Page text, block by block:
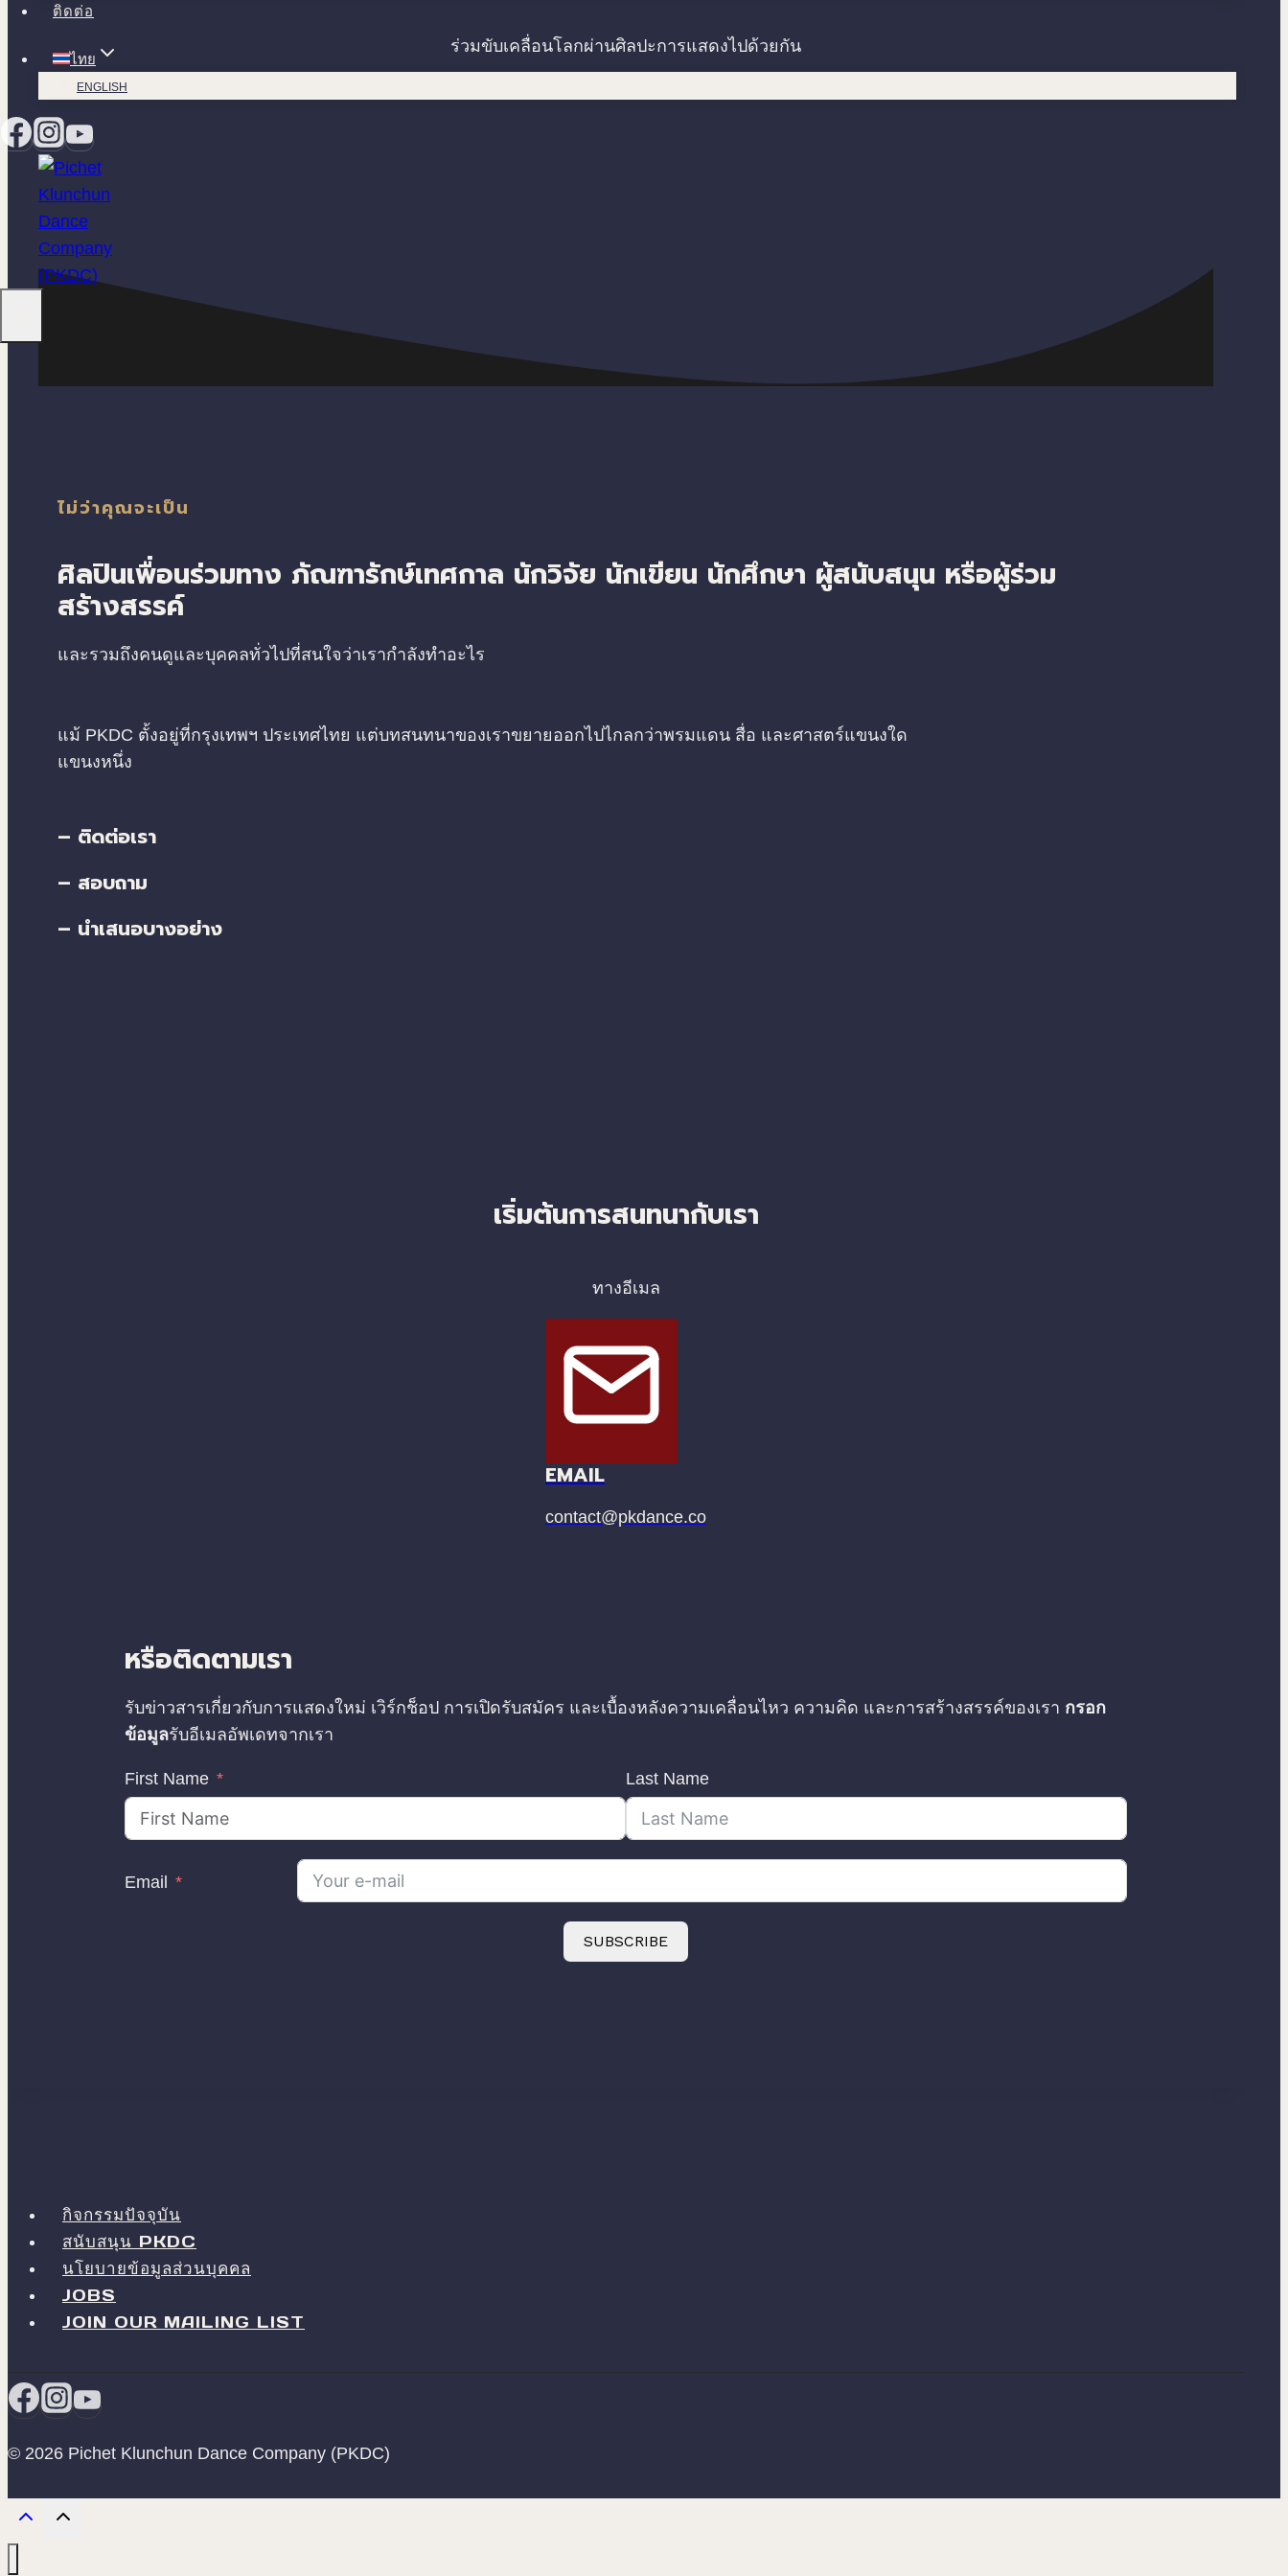
ติดต่อ
ไทย
ENGLISH
ร่วมขับเคลื่อนโลกผ่านศิลปะการแสดงไปด้วยกัน
ไม่ว่าคุณจะเป็น
ศิลปินเพื่อนร่วมทาง ภัณฑารักษ์เทศกาล นักวิจัย นักเขียน นักศึกษา ผู้สนับสนุน หรือผู้ร่วม
สร้างสรรค์
และรวมถึงคนดูและบุคคลทั่วไปที่สนใจว่าเรากำลังทำอะไร
แม้ PKDC ตั้งอยู่ที่กรุงเทพฯ ประเทศไทย แต่บทสนทนาของเราขยายออกไปไกลกว่าพรมแดน สื่อ และศาสตร์แขนงใด
แขนงหนึ่ง
– ติดต่อเรา
– สอบถาม
– นำเสนอบางอย่าง
เริ่มต้นการสนทนากับเรา
ทางอีเมล
EMAIL
contact@pkdance.co
หรือติดตามเรา
รับข่าวสารเกี่ยวกับการแสดงใหม่ เวิร์กช็อป การเปิดรับสมัคร และเบื้องหลังความเคลื่อนไหว ความคิด และการสร้างสรรค์ของเรา กรอก
ข้อมูลรับอีเมลอัพเดทจากเรา
First Name Last Name
Email
SUBSCRIBE
กิจกรรมปัจจุบัน
สนับสนุน PKDC
นโยบายข้อมูลส่วนบุคคล
JOBS
JOIN OUR MAILING LIST
© 2026 Pichet Klunchun Dance Company (PKDC)